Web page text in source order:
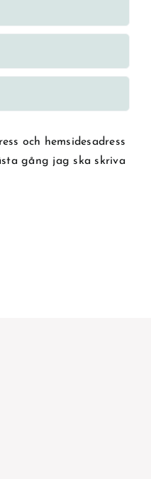
och hemsidesadress
gång jag ska skriva